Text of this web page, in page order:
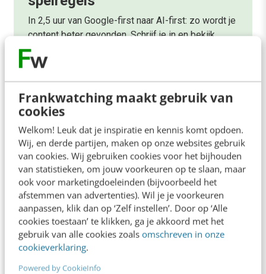
Frankwatching maakt gebruik van
cookies
Welkom! Leuk dat je inspiratie en kennis komt opdoen.
Wij, en derde partijen, maken op onze websites gebruik
van cookies. Wij gebruiken cookies voor het bijhouden
van statistieken, om jouw voorkeuren op te slaan, maar
ook voor marketingdoeleinden (bijvoorbeeld het
afstemmen van advertenties). Wil je je voorkeuren
aanpassen, klik dan op ‘Zelf instellen’. Door op ‘Alle
cookies toestaan’ te klikken, ga je akkoord met het
gebruik van alle cookies zoals omschreven in onze
cookieverklaring.
Powered by CookieInfo
In 2,5 uur van Google-first naar AI-first: zo wordt je
content beter gevonden. Schrijf je in en bekijk
direct.
Meer weten
Mensgericht leiderschap: dé gamechanger